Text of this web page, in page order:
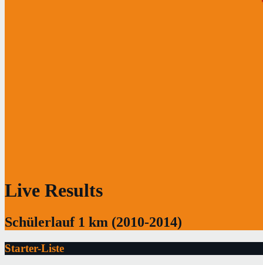
Live Results
Schülerlauf 1 km (2010-2014)
Starter-Liste